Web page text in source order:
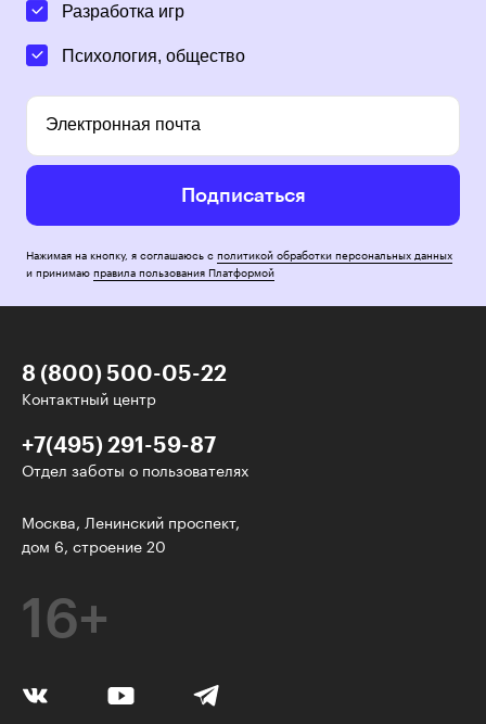
Разработка игр
Психология, общество
Электронная почта
Подписаться
Нажимая на кнопку, я соглашаюсь сполитикой обработки персональных данных
и принимаюправила пользования Платформой
8 (800) 500-05-22
Контактный центр
+7(495) 291-59-87
Отдел заботы о пользователях
Москва, Ленинский проспект,
дом 6, строение 20
16+
У нас есть классные рассылки!
Электронная почта